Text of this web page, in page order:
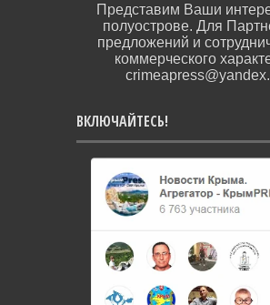
Представим Ваши
полуострове. Для
предложений и
коммерческого
ВКЛЮЧАЙТЕСЬ!